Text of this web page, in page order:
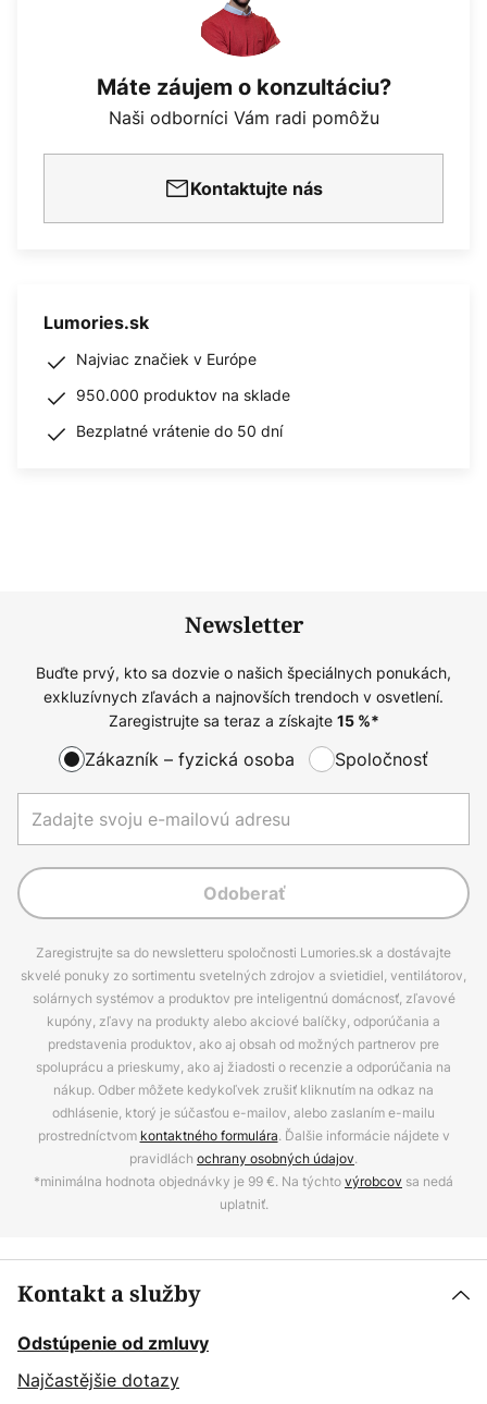
Máte záujem o konzultáciu?
Naši odborníci Vám radi pomôžu
Kontaktujte nás
Lumories.sk
Najviac značiek v Európe
950.000 produktov na sklade
Bezplatné vrátenie do 50 dní
Newsletter
Buďte prvý, kto sa dozvie o našich špeciálnych ponukách,
exkluzívnych zľavách a najnovších trendoch v osvetlení.
Zaregistrujte sa teraz a získajte 15%*
Zákazník – fyzická osoba Spoločnosť
Odoberať
Zaregistrujte sa do newsletteru spoločnosti Lumories.sk a dostávajte
skvelé ponuky zo sortimentu svetelných zdrojov a svietidiel, ventilátorov,
solárnych systémov a produktov pre inteligentnú domácnosť, zľavové
kupóny, zľavy na produkty alebo akciové balíčky, odporúčania a
predstavenia produktov, ako aj obsah od možných partnerov pre
spoluprácu a prieskumy, ako aj žiadosti o recenzie a odporúčania na
nákup. Odber môžete kedykoľvek zrušiť kliknutím na odkaz na
odhlásenie, ktorý je súčasťou e-mailov, alebo zaslaním e-mailu
prostredníctvom kontaktného formulára. Ďalšie informácie nájdete v
pravidlách ochrany osobných údajov.
*minimálna hodnota objednávky je 99 €. Na týchtovýrobcov sa nedá
uplatniť.
Kontakt a služby
Odstúpenie od zmluvy
Najčastějšie dotazy